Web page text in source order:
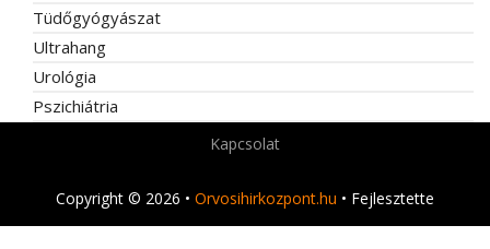
Tüdőgyógyászat
Ultrahang
Urológia
Pszichiátria
Kapcsolat
Copyright © 2026 • Orvosihirkozpont.hu • Fejlesztette